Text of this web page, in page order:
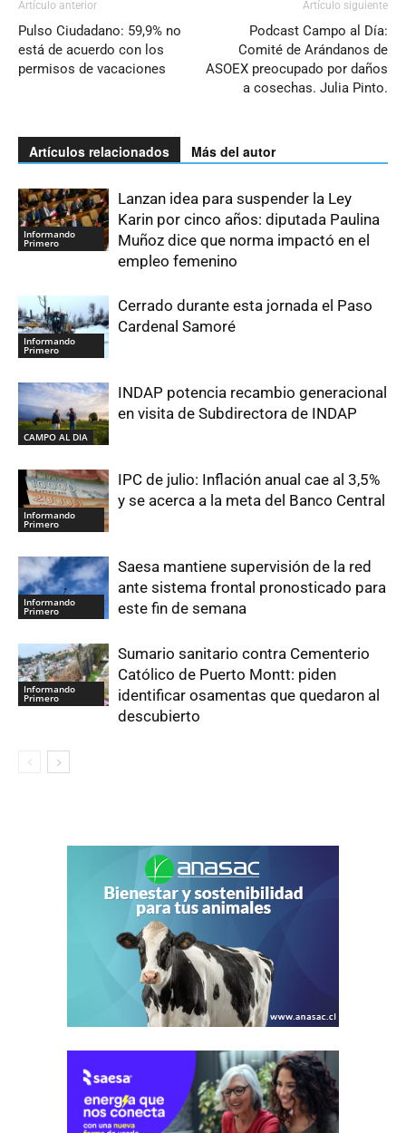
Artículo anterior
Pulso Ciudadano: 59,9% no
está de acuerdo con los
permisos de vacaciones
Artículo siguiente
Podcast Campo al Día:
Comité de Arándanos de
ASOEX preocupado por daños
a cosechas. Julia Pinto.
Artículos relacionados Más del autor
Informando
Primero
Lanzan idea para suspender la Ley
Karin por cinco años: diputada Paulina
Muñoz dice que norma impactó en el
empleo femenino
Informando
Primero
Cerrado durante esta jornada el Paso
Cardenal Samoré
CAMPO AL DIA
INDAP potencia recambio generacional
en visita de Subdirectora de INDAP
Informando
Primero
IPC de julio: Inflación anual cae al 3,5%
y se acerca a la meta del Banco Central
Informando
Primero
Saesa mantiene supervisión de la red
ante sistema frontal pronosticado para
este fin de semana
Informando
Primero
Sumario sanitario contra Cementerio
Católico de Puerto Montt: piden
identificar osamentas que quedaron al
descubierto